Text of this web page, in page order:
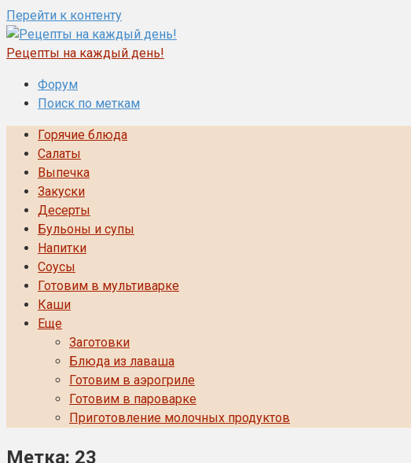
Перейти к контенту
Рецепты на каждый день!
Форум
Поиск по меткам
Горячие блюда
Салаты
Выпечка
Закуски
Десерты
Бульоны и супы
Напитки
Соусы
Готовим в мультиварке
Каши
Еще
Заготовки
Блюда из лаваша
Готовим в аэрогриле
Готовим в пароварке
Приготовление молочных продуктов
Метка: 23